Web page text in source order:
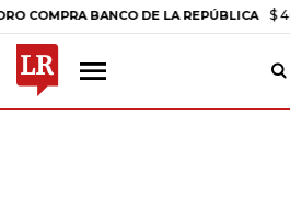
BANCO DE LA REPÚBLICA $ 408.498,97